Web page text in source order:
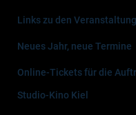
Links zu den
Neues Jahr, neue Termine
Online-Tickets für die
Studio-Kino Kiel